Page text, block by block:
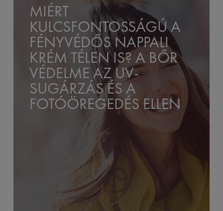
MIÉRT
KULCSFONTOSSÁGÚ A
FÉNYVÉDŐS NAPPALI
KRÉM TÉLEN IS? A BŐR
VÉDELME AZ UV-
SUGÁRZÁS ÉS A
FOTÓÖREGEDÉS ELLEN